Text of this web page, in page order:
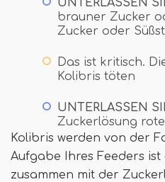
UNTERLASSEN
brauner Zucker
Zucker oder
Das ist kritisch.
Kolibris töten
UNTERLASSEN
Zuckerlösung
Kolibris werden von der
Aufgabe Ihres Feeders ist
zusammen mit der